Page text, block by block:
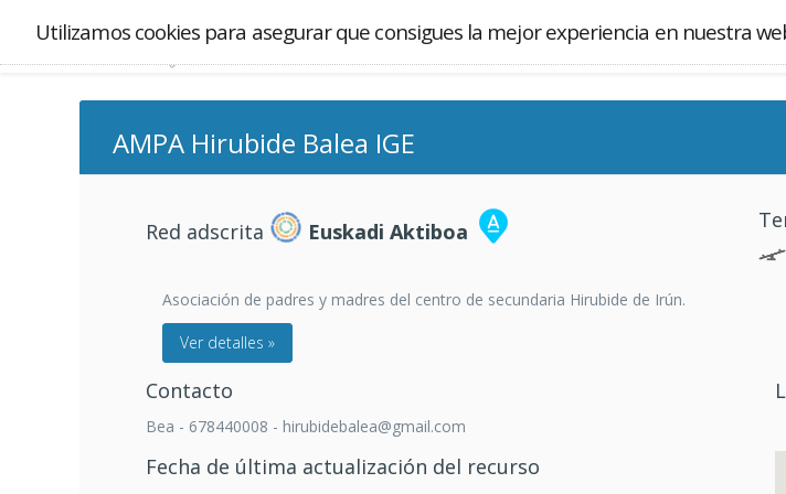
Utilizamos cookies para asegurar que consigues la mejor experiencia en nuestra
AMPA Hirubide Balea IGE
Red adscrita Euskadi Aktiboa
Asociación de padres y madres del centro de secundaria Hirubide de Irún.
Ver detalles »
Contacto
Bea - 678440008 - hirubidebalea@gmail.com
Fecha de última actualización del recurso